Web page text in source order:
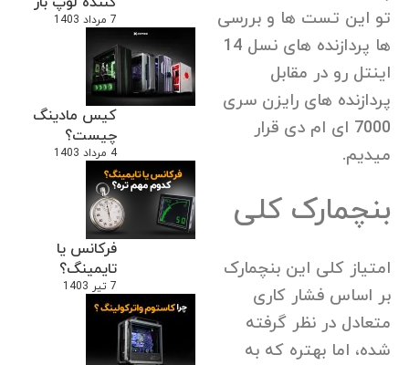
7 مرداد 1403
کیس مادینگ
چیست؟
4 مرداد 1403
فرکانس یا
تایمینگ؟
7 تیر 1403
تو این تست ها و بررسی
ها پردازنده های نسل 14
اینتل رو در مقابل
پردازنده های رایزن سری
7000 ای ام دی قرار
میدیم.
بنچمارک کلی
امتیاز کلی این بنچمارک
بر اساس فشار کاری
متعادل در نظر گرفته
شده، اما بهتره که به